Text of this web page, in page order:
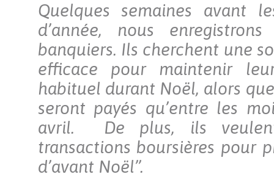
Quelques semaines avant
d’année, nous
banquiers. Ils cherchent une
efficace pour maintenir
habituel durant Noël, alors
seront payés qu’entre les
avril. De plus, ils
transactions boursières pour
d’avant Noël”.